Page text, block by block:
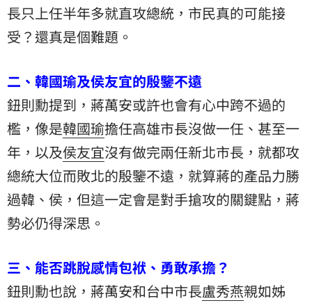
長只上任半年多就直攻總統，市民真的可能接
受？還真是個難題。
二、韓國瑜及侯友宜的殷鑒不遠
鈕則勳提到，蔣萬安或許也會有心中跨不過的
檻，像是韓國瑜擔任高雄市長沒做一任、甚至一
年，以及侯友宜沒有做完兩任新北市長，就都攻
總統大位而敗北的殷鑒不遠，就算蔣的產品力勝
過韓、侯，但這一定會是對手搶攻的關鍵點，蔣
勢必仍得深思。
三、能否跳脫感情包袱、勇敢承擔？
鈕則勳也說，蔣萬安和台中市長盧秀燕親如姊